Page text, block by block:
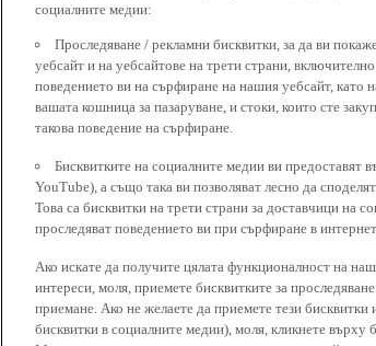
социалните медии:
Проследяване / рекламни бисквитки, за да ви
уебсайт и на уебсайтове на трети страни,
поведението ви на сърфиране на нашия уебсайт, като
вашата кошница за пазаруване, и стоки, които сте
такова поведение на сърфиране.
Бисквитките на социалните медии ви предоставят
YouTube), а също така ви позволяват лесно да
Това са бисквитки на трети страни за доставчици на
проследяват поведението ви при сърфиране в
Ако искате да получите цялата функционалност на
интереси, моля, приемете бисквитките за
приемане. Ако не желаете да приемете тези
бисквитки в социалните медии), моля, кликнете върху